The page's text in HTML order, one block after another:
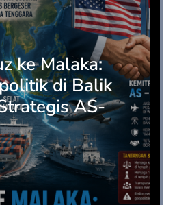
ke Malaka:
di Balik
AS-